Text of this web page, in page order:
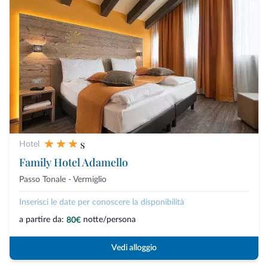
Hotel
s
Family Hotel Adamello
Passo Tonale - Vermiglio
Inserisci le date per conoscere la disponibilità
a partire da: 80€ notte/persona
Vedi alloggio